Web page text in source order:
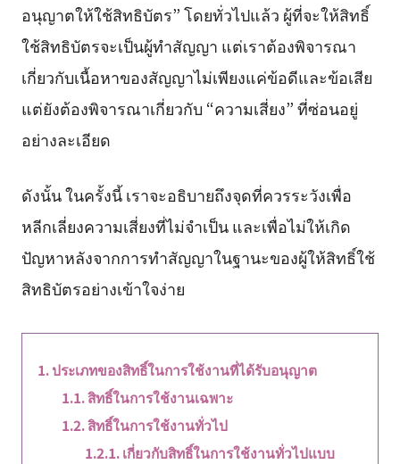
อนุญาตให้ใช้สิทธิบัตร” โดยทั่วไปแล้ว ผู้ที่จะให้สิทธิ์
ใช้สิทธิบัตรจะเป็นผู้ทำสัญญา แต่เราต้องพิจารณา
เกี่ยวกับเนื้อหาของสัญญาไม่เพียงแค่ข้อดีและข้อเสีย
แต่ยังต้องพิจารณาเกี่ยวกับ “ความเสี่ยง” ที่ซ่อนอยู่
อย่างละเอียด
ดังนั้น ในครั้งนี้ เราจะอธิบายถึงจุดที่ควรระวังเพื่อ
หลีกเลี่ยงความเสี่ยงที่ไม่จำเป็น และเพื่อไม่ให้เกิด
ปัญหาหลังจากการทำสัญญาในฐานะของผู้ให้สิทธิ์ใช้
สิทธิบัตรอย่างเข้าใจง่าย
ประเภทของสิทธิ์ในการใช้งานที่ได้รับอนุญาต
สิทธิ์ในการใช้งานเฉพาะ
สิทธิ์ในการใช้งานทั่วไป
เกี่ยวกับสิทธิ์ในการใช้งานทั่วไปแบบ